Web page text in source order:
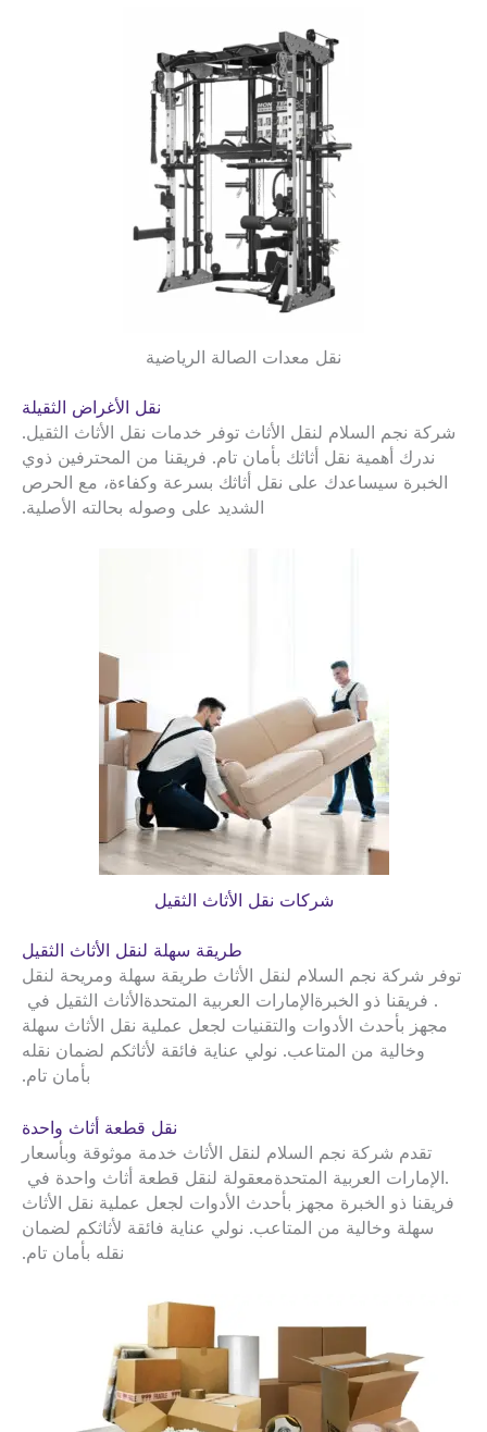
نقل معدات الصالة الرياضية
نقل الأغراض الثقيلة
شركة نجم السلام لنقل الأثاث توفر خدمات نقل الأثاث الثقيل.
ندرك أهمية نقل أثاثك بأمان تام. فريقنا من المحترفين ذوي
الخبرة سيساعدك على نقل أثاثك بسرعة وكفاءة، مع الحرص
الشديد على وصوله بحالته الأصلية.
شركات نقل الأثاث الثقيل
طريقة سهلة لنقل الأثاث الثقيل
توفر شركة نجم السلام لنقل الأثاث طريقة سهلة ومريحة لنقل
الأثاث الثقيل في الإمارات العربية المتحدة . فريقنا ذو الخبرة
مجهز بأحدث الأدوات والتقنيات لجعل عملية نقل الأثاث سهلة
وخالية من المتاعب. نولي عناية فائقة لأثاثكم لضمان نقله
بأمان تام.
نقل قطعة أثاث واحدة
تقدم شركة نجم السلام لنقل الأثاث خدمة موثوقة وبأسعار
معقولة لنقل قطعة أثاث واحدة فيالإمارات العربية المتحدة .
فريقنا ذو الخبرة مجهز بأحدث الأدوات لجعل عملية نقل الأثاث
سهلة وخالية من المتاعب. نولي عناية فائقة لأثاثكم لضمان
نقله بأمان تام.